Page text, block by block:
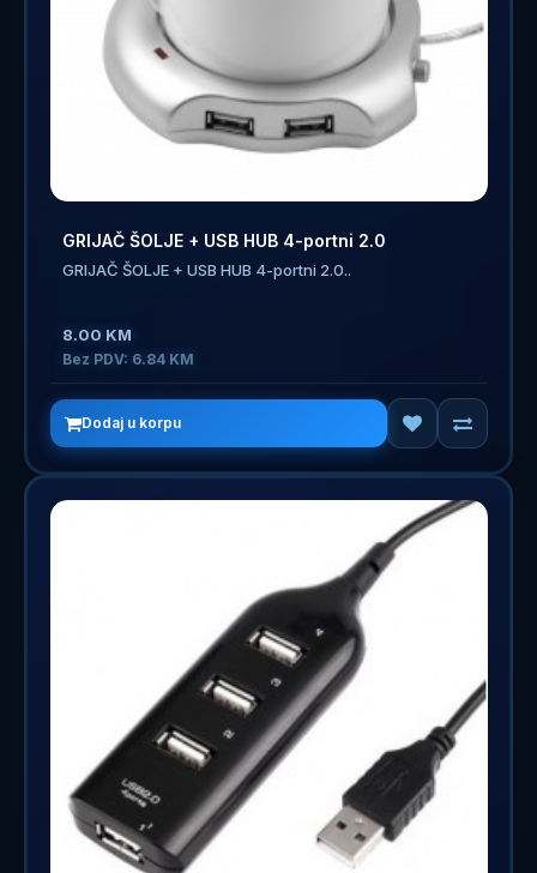
GRIJAČ ŠOLJE + USB HUB 4-portni 2.0
GRIJAČ ŠOLJE + USB HUB 4-portni 2.0..
8.00 KM
Bez PDV: 6.84 KM
Dodaj u korpu